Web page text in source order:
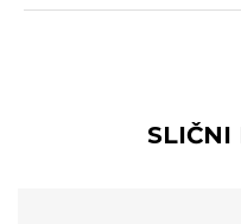
SLIČNI